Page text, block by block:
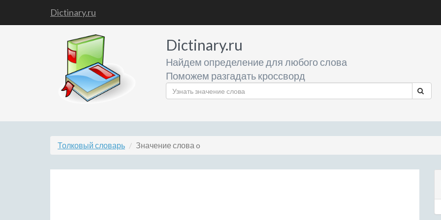
Dictinary.ru
Dictinary.ru
Найдем определение для любого слова
Поможем разгадать кроссворд
Толковый словарь Значение слова o